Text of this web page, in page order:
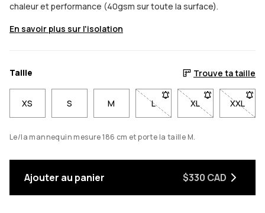
chaleur et performance (40gsm sur toute la surface).
En savoir plus sur l'isolation
Taille Trouve ta taille
XS S M L- Taille L non disponible.
XL- Taille XL non
XXL
-
Le/la mannequin mesure 186 cm et porte la taille M.
Ajouter au panier $330 CAD